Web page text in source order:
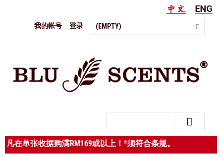
(EMPTY)
我的帐号 登录
凡在单张收据购满RM169或以上！*须符合条规